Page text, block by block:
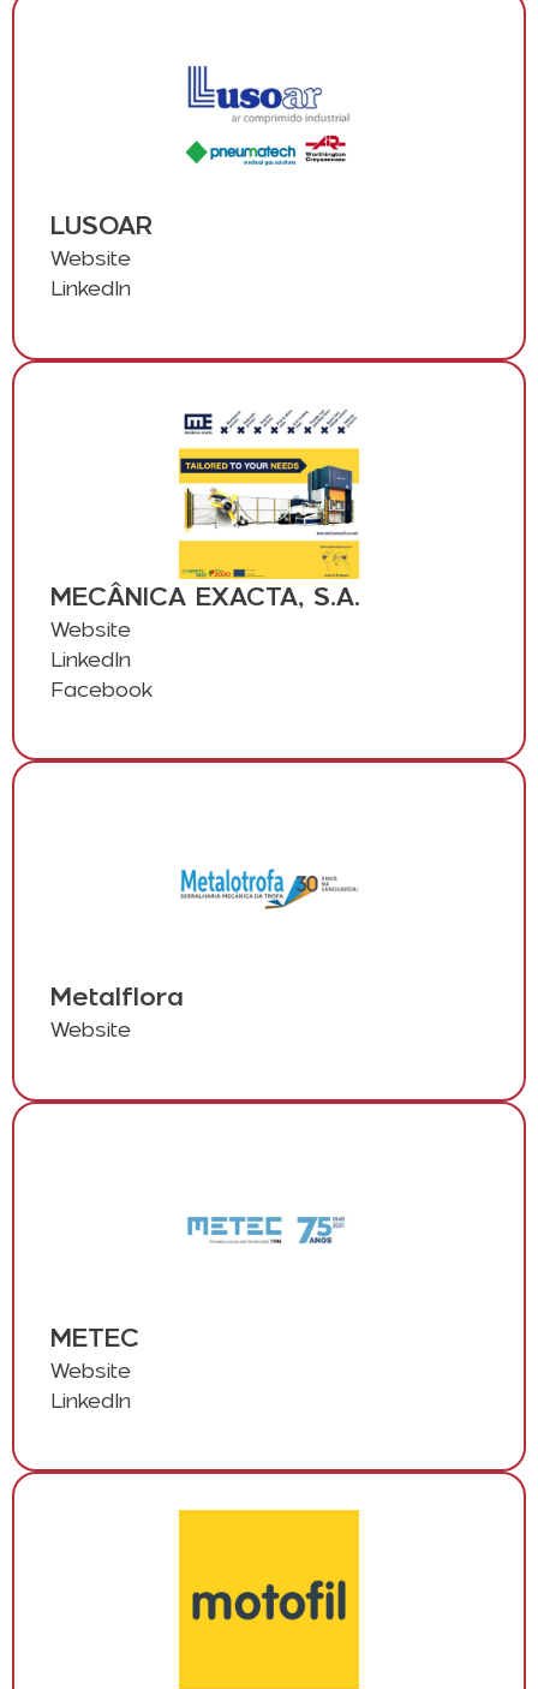
LUSOAR
Website
LinkedIn
MECÂNICA EXACTA, S.A.
Website
LinkedIn
Facebook
Metalflora
Website
METEC
Website
LinkedIn